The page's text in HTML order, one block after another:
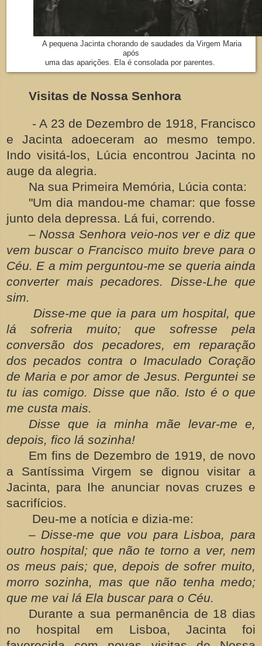
A pequena Jacinta chorando de saudades da Virgem Maria
após
uma das aparições. Ela é consolada por parentes.
Visitas de Nossa Senhora
- A 23 de Dezembro de 1918, Francisco
e Jacinta adoeceram ao mesmo tempo.
Indo visitá-los, Lúcia encontrou Jacinta no
auge da alegria.
Na sua Primeira Memória, Lúcia conta:
"Um dia mandou-me chamar: que fosse
junto dela depressa. Lá fui, correndo.
– Nossa Senhora veio-nos ver e diz que
vem buscar o Francisco muito breve para o
Céu. E a mim perguntou-me se queria ainda
converter mais pecadores. Disse-Lhe que
sim.
Disse-me que ia para um hospital, que
lá sofreria muito; que sofresse pela
conversão dos pecadores, em reparação
dos pecados contra o Imaculado Coração
de Maria e por amor de Jesus. Perguntei se
tu ias comigo. Disse que não. Isto é o que
me custa mais.
Disse que ia minha mãe levar-me e,
depois, fico lá sozinha!
Em fins de Dezembro de 1919, de novo
a Santíssima Virgem se dignou visitar a
Jacinta, para Ihe anunciar novas cruzes e
sacrifícios.
Deu-me a notícia e dizia-me:
– Disse-me que vou para Lisboa, para
outro hospital; que não te torno a ver, nem
os meus pais; que, depois de sofrer muito,
morro sozinha, mas que não tenha medo;
que me vai lá Ela buscar para o Céu.
Durante a sua permanência de 18 dias
no hospital em Lisboa, Jacinta foi